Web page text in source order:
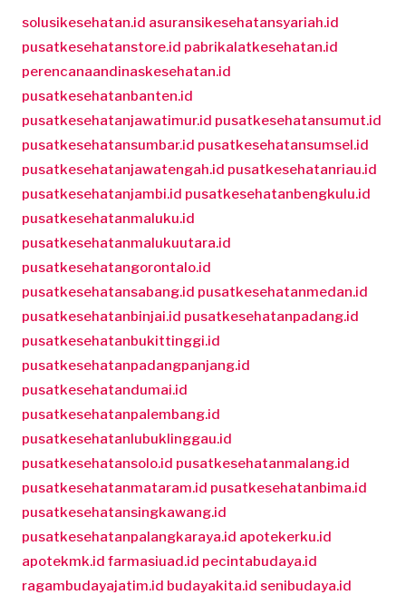
solusikesehatan.id asuransikesehatansyariah.id
pusatkesehatanstore.id pabrikalatkesehatan.id
perencanaandinaskesehatan.id
pusatkesehatanbanten.id
pusatkesehatanjawatimur.id pusatkesehatansumut.id
pusatkesehatansumbar.id pusatkesehatansumsel.id
pusatkesehatanjawatengah.id pusatkesehatanriau.id
pusatkesehatanjambi.id pusatkesehatanbengkulu.id
pusatkesehatanmaluku.id
pusatkesehatanmalukuutara.id
pusatkesehatangorontalo.id
pusatkesehatansabang.id pusatkesehatanmedan.id
pusatkesehatanbinjai.id pusatkesehatanpadang.id
pusatkesehatanbukittinggi.id
pusatkesehatanpadangpanjang.id
pusatkesehatandumai.id
pusatkesehatanpalembang.id
pusatkesehatanlubuklinggau.id
pusatkesehatansolo.id pusatkesehatanmalang.id
pusatkesehatanmataram.id pusatkesehatanbima.id
pusatkesehatansingkawang.id
pusatkesehatanpalangkaraya.id apotekerku.id
apotekmk.id farmasiuad.id pecintabudaya.id
ragambudayajatim.id budayakita.id senibudaya.id